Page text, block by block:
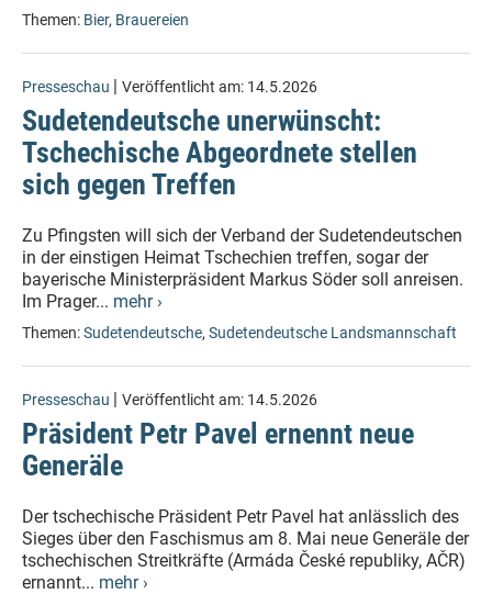
Themen: Bier, Brauereien
Presseschau | Veröffentlicht am: 14.5.2026
Sudetendeutsche unerwünscht:
Tschechische Abgeordnete stellen
sich gegen Treffen
Zu Pfingsten will sich der Verband der Sudetendeutschen
in der einstigen Heimat Tschechien treffen, sogar der
bayerische Ministerpräsident Markus Söder soll anreisen.
Im Prager... mehr ›
Themen:Sudetendeutsche, Sudetendeutsche Landsmannschaft
Presseschau | Veröffentlicht am: 14.5.2026
Präsident Petr Pavel ernennt neue
Generäle
Der tschechische Präsident Petr Pavel hat anlässlich des
Sieges über den Faschismus am 8. Mai neue Generäle der
tschechischen Streitkräfte (Armáda České republiky, AČR)
ernannt... mehr ›